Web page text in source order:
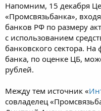
Напомним, 15 декабря
«Промсвязьбанка»,
банков РФ по размеру
с использованием
банковского сектора.
банка, по оценке ЦБ,
рублей.
Между тем источник «
совладелец